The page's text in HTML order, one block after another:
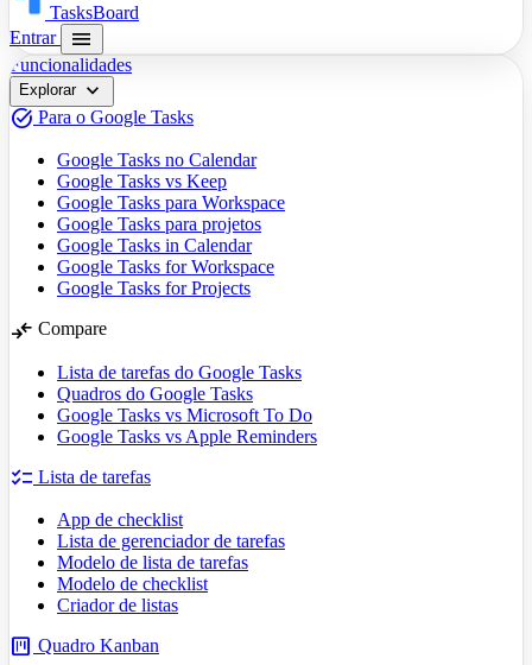
TasksBoard
Entrar
menu
Funcionalidades
Explorar expand_more
task_alt Para o Google Tasks
Google Tasks no Calendar
Google Tasks vs Keep
Google Tasks para Workspace
Google Tasks para projetos
Google Tasks in Calendar
Google Tasks for Workspace
Google Tasks for Projects
compare_arrows Compare
Lista de tarefas do Google Tasks
Quadros do Google Tasks
Google Tasks vs Microsoft To Do
Google Tasks vs Apple Reminders
checklist Lista de tarefas
App de checklist
Lista de gerenciador de tarefas
Modelo de lista de tarefas
Modelo de checklist
Criador de listas
view_kanban Quadro Kanban